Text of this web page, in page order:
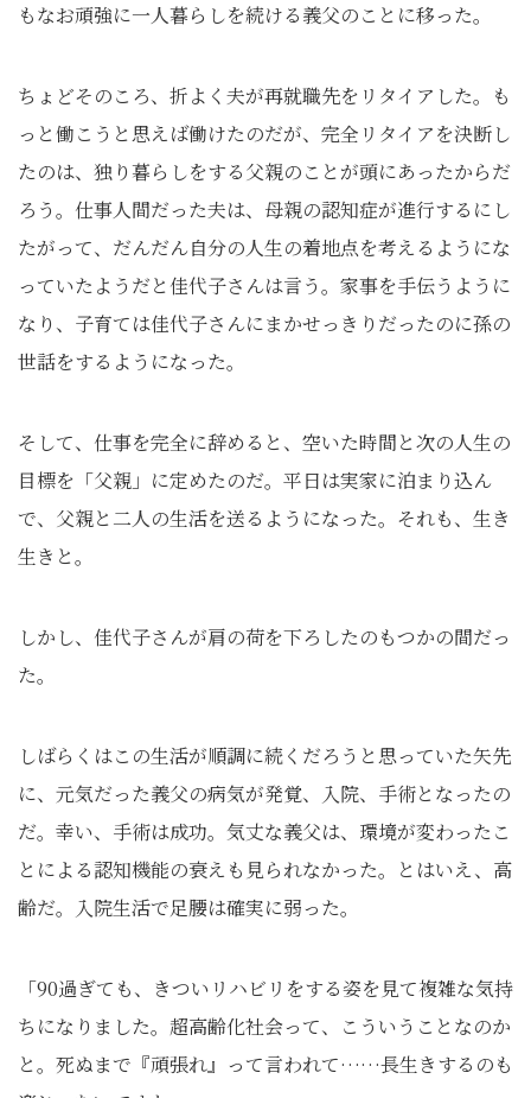
もなお頑強に一人暮らしを続ける義父のことに移った。
ちょどそのころ、折よく夫が再就職先をリタイアした。も
っと働こうと思えば働けたのだが、完全リタイアを決断し
たのは、独り暮らしをする父親のことが頭にあったからだ
ろう。仕事人間だった夫は、母親の認知症が進行するにし
たがって、だんだん自分の人生の着地点を考えるようにな
っていたようだと佳代子さんは言う。家事を手伝うように
なり、子育ては佳代子さんにまかせっきりだったのに孫の
世話をするようになった。
そして、仕事を完全に辞めると、空いた時間と次の人生の
目標を「父親」に定めたのだ。平日は実家に泊まり込ん
で、父親と二人の生活を送るようになった。それも、生き
生きと。
しかし、佳代子さんが肩の荷を下ろしたのもつかの間だっ
た。
しばらくはこの生活が順調に続くだろうと思っていた矢先
に、元気だった義父の病気が発覚、入院、手術となったの
だ。幸い、手術は成功。気丈な義父は、環境が変わったこ
とによる認知機能の衰えも見られなかった。とはいえ、高
齢だ。入院生活で足腰は確実に弱った。
「90過ぎても、きついリハビリをする姿を見て複雑な気持
ちになりました。超高齢化社会って、こういうことなのか
と。死ぬまで『頑張れ』って言われて……長生きするのも